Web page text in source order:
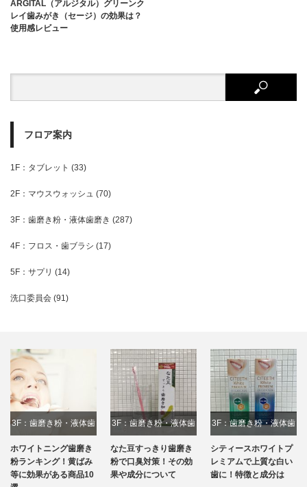
ARGITAL（アルジタル）グリーンク
レイ歯みがき（セージ）の効果は？
使用感レビュー
フロア案内
1F：タブレット (33)
2F：マウスウォッシュ (70)
3F：歯磨き粉・液体歯磨き (287)
4F：フロス・歯ブラシ (17)
5F：サプリ (14)
洗口委員会 (91)
粉・液体歯
グ歯磨き
！黄ばみ
る商品10
3F：歯磨き粉・液体歯
なた豆すっきり歯磨き
粉で口臭対策！その効
果や成分について
3F：歯磨き粉・液体歯
シティースホワイトプ
レミアムで上質な白い
歯に！特徴と成分は
2F：マウス
お口専用の
スケア・ブ
ァム」で行